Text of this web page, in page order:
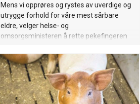
Mens vi opprøres og rystes av uverdige og
utrygge forhold for våre mest sårbare
eldre, velger helse- og
omsorgsministeren å rette pekefingeren
ansvar for egen alderdom. Det er mildt
sagt umusikalsk og krever et tilsvar.